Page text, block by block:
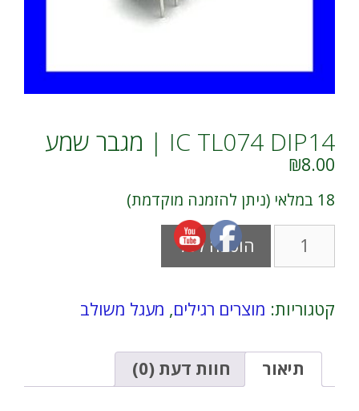
IC TL074 DIP14 | מגבר שמע
₪8.00
18 במלאי (ניתן להזמנה מוקדמת)
כמות
IC
|
שמע
הוספה לסל
r
n
t
i
v
קטגוריות: מוצרים רגילים, מעגל משולב
תיאור חוות דעת (0)